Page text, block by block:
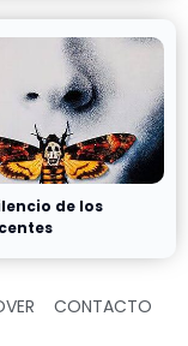
de los
CONTACTO